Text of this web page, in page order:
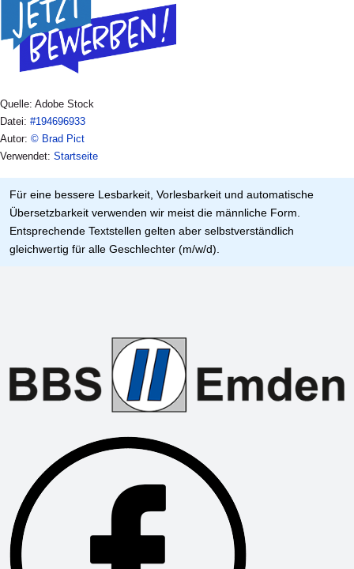
Quelle: Adobe Stock
Datei: #194696933
Autor: © Brad Pict
Verwendet: Startseite
Für eine bessere Lesbarkeit, Vorlesbarkeit und automatische
Übersetzbarkeit verwenden wir meist die männliche Form.
Entsprechende Textstellen gelten aber selbstverständlich
gleichwertig für alle Geschlechter (m/w/d).